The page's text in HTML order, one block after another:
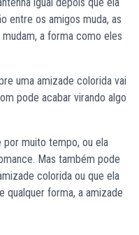
entre os amigos muda, as
a forma como eles
uma amizade colorida vai
pode acabar virando algo
por muito tempo, ou ela
Mas também pode
colorida ou que ela
qualquer forma, a amizade